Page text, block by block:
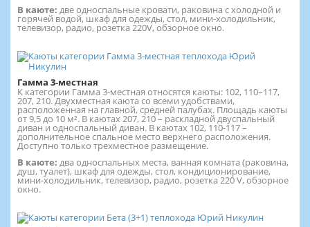
В каюте: две односпальные кровати, раковина с холодной и
горячей водой, шкаф для одежды, стол, мини-холодильник,
телевизор, радио, розетка 220V, обзорное окно.
Гамма 3-местная
К категории Гамма 3-местная относятся каюты: 102, 110–117,
207, 210. Двухместная каюта со всеми удобствами,
расположенная на главной, средней палубах. Площадь каюты
от 9,5 до 10 м². В каютах 207, 210 – раскладной двуспальный
диван и односпальный диван. В каютах 102, 110-117 –
дополнительное спальное место верхнего расположения.
Доступно только трехместное размещение.
В каюте: два односпальных места, ванная комната (раковина,
душ, туалет), шкаф для одежды, стол, кондиционирование,
мини-холодильник, телевизор, радио, розетка 220 V, обзорное
окно.